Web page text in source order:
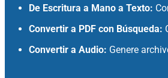
De Escritura a Mano a Texto:
Convertir a PDF con Búsqueda:
Convertir a Audio: Genere